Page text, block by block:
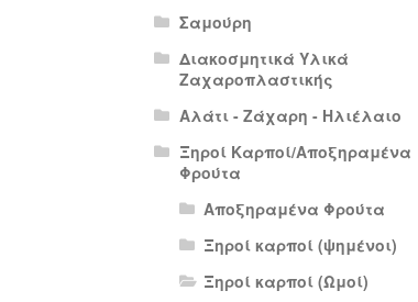
Σαμούρη
Διακοσμητικά Υλικά
Ζαχαροπλαστικής
Αλάτι - Ζάχαρη - Ηλιέλαιο
Ξηροί Καρποί/Αποξηραμένα
Φρούτα
Αποξηραμένα Φρούτα
Ξηροί καρποί (ψημένοι)
Ξηροί καρποί (Ωμοί)